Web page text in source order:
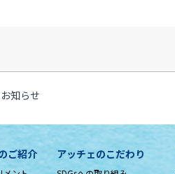
知らせ
ご紹介 アッチェのこだわり